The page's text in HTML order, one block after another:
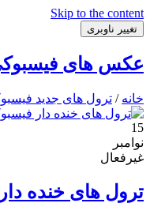
Skip to the content
تغییر ناوبری
عکس های
خانه / ترول های جدید
15
نوامبر
غیرفعال
ترول های خنده